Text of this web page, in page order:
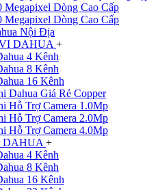
Megapixel Dòng Cao Cấp
Megapixel Dòng Cao Cấp
Nội Địa
DAHUA +
4 Kênh
8 Kênh
16 Kênh
Dahua Giá Rẻ Copper
Hỗ Trợ Camera 1.0Mp
Hỗ Trợ Camera 2.0Mp
Hỗ Trợ Camera 4.0Mp
DAHUA +
4 Kênh
8 Kênh
16 Kênh